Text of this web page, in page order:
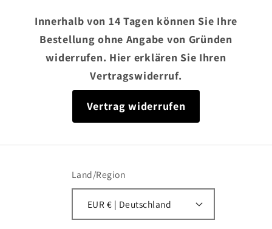
Innerhalb von 14 Tagen können Sie Ihre
Bestellung ohne Angabe von Gründen
widerrufen. Hier erklären Sie Ihren
Vertragswiderruf.
Vertrag widerrufen
Land/Region
EUR € | Deutschland